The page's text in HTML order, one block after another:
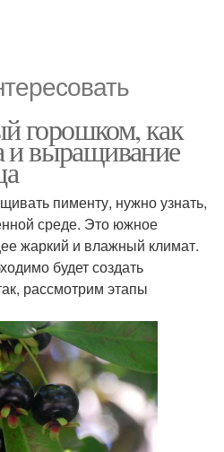
горошком, как
и выращивание
пименту, нужно узнать,
среде. Это южное
жаркий и влажный климат.
будет создать
рассмотрим этапы